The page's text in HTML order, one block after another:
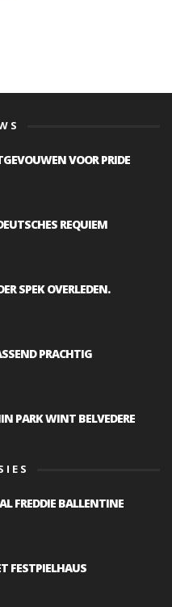
VOOR PRIDE
REQUIEM
SPEK OVERLEDEN.
PRACHTIG
PARK WINT BELVEDERE
FREDDIE BALLENTINE
FESTPIELHAUS